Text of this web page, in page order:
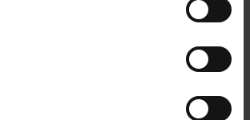
hegnsmontage, så du får et solidt
partner – vi står klar til at hjælpe dig